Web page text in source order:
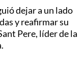
dejar a un lado
y reafirmar su
Pere, líder de la